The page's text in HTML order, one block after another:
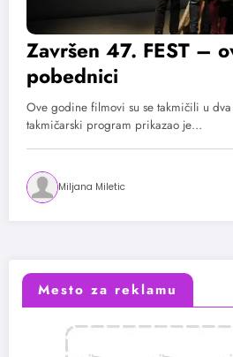
Završen 47. FEST –
pobednici
Ove godine filmovi su se takmičili u
takmičarski program prikazao je…
Miljana Miletic
Mesto za reklamu